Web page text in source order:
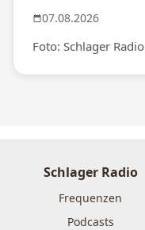
07.08.2026
Foto: Schlager Radio
Schlager Radio
Frequenzen
Podcasts